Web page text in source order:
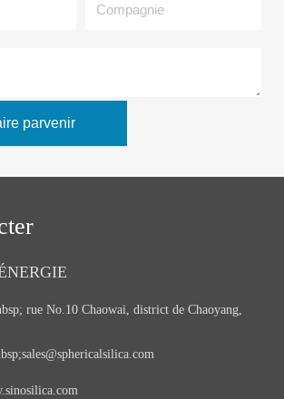
parvenir
ㅤ rue No.10 Chaowai, district de Chaoyang,
ㅤsales@sphericalsilica.com